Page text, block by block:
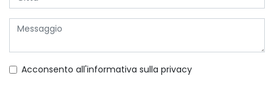
Acconsento all'informativa sulla privacy